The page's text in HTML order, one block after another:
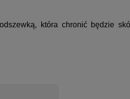
która chronić będzie